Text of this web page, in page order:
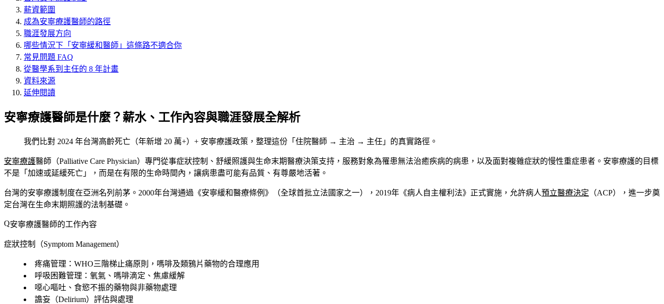
薪資範圍
成為安寧療護醫師的路徑
職涯發展方向
哪些情況下「安寧緩和醫師」這條路不適合你
常見問題 FAQ
從醫學系到主任的 8 年計畫
資料來源
延伸閱讀
安寧療護醫師是什麼？薪水、工作內容與職涯發展全解析
我們比對 2024 年台灣高齡死亡（年新增 20 萬+）+ 安寧療護政策，整理這份「住院醫師 → 主治 → 主任」的真實路徑。
安寧療護醫師（Palliative Care Physician）專門從事症狀控制、舒緩照護與生命末期醫療決策支持，服務對象為罹患無法治癒疾病的病患，以及面對複雜症狀的慢性重症患者。安寧療護的目標
不是「加速或延緩死亡」，而是在有限的生命時間內，讓病患盡可能有品質、有尊嚴地活著。
台灣的安寧療護制度在亞洲名列前茅。2000年台灣通過《安寧緩和醫療條例》（全球首批立法國家之一），2019年《病人自主權利法》正式實施，允許病人預立醫療決定 （ACP），進一步奠
定台灣在生命末期照護的法制基礎。
安寧療護醫師的工作內容
症狀控制（Symptom Management）
疼痛管理：WHO三階梯止痛原則，嗎啡及類鴉片藥物的合理應用
呼吸困難管理：氧氣、嗎啡滴定、焦慮緩解
噁心嘔吐、食慾不振的藥物與非藥物處理
譫妄（Delirium）評估與處理